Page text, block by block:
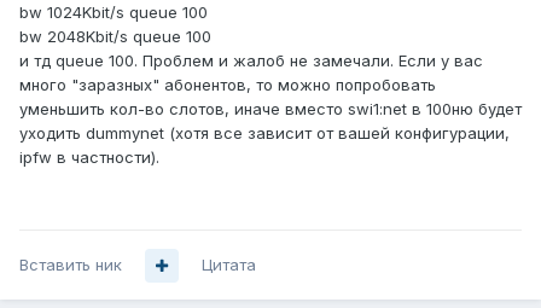
bw 1024Kbit/s queue 100
bw 2048Kbit/s queue 100
и тд queue 100. Проблем и жалоб не замечали. Eсли у вас
много "заразных" абонентов, то можно попробовать
уменьшить кол-во слотов, иначе вместо swi1:net в 100ню будет
уходить dummynet (хотя все зависит от вашей конфигурации,
ipfw в частности).
Вставить ник Цитата